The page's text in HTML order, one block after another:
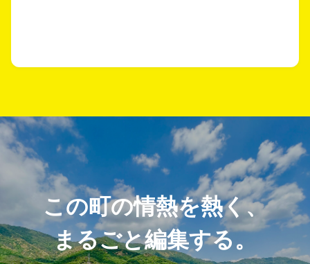
この町の情熱を熱く、
まるごと編集する。